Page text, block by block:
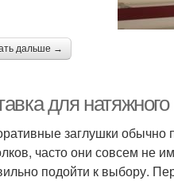
дальше →
для
заглушки
часто они совсем не
подойти к выбору.